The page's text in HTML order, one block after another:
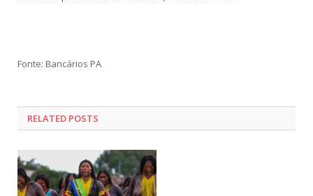
Fonte: Bancários PA
RELATED POSTS